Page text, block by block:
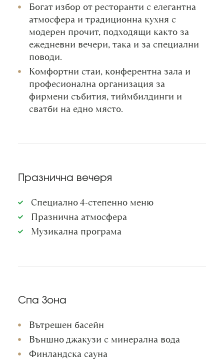
Богат избор от ресторанти с елегантна
атмосфера и традиционна кухня с
модерен прочит, подходящи както за
ежедневни вечери, така и за специални
поводи.
Комфортни стаи, конферентна зала и
професионална организация за
фирмени събития, тиймбилдинги и
сватби на едно място.
Празнична вечеря
Специално 4-степенно меню
Празнична атмосфера
Музикална програма
Спа Зона
Вътрешен басейн
Външно джакузи с минерална вода
Финландска сауна